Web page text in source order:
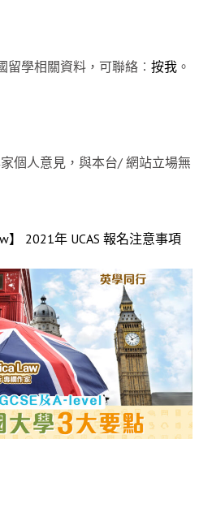
留學相關資料，可聯絡︰ 按我 。
個人意見，與本台/ 網站立場無
】 2021年 UCAS 報名注意事項